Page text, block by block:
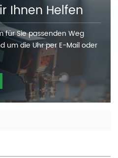
Ihnen Helfen
für Sie passenden Weg
um die Uhr per E-Mail oder